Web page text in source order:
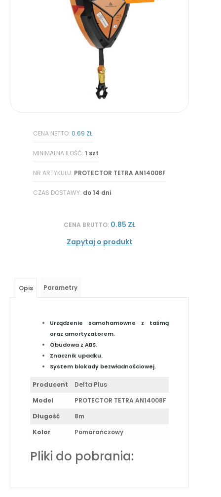
CENA NETTO: 0.69 ZŁ
MINIMALNA ILOŚĆ:1 szt
NR ARTYKUŁU: PROTECTOR TETRA AN14008F
CZAS DOSTAWY: do 14 dni
CENA BRUTTO: 0.85 ZŁ
Zapytaj o produkt
Opis Parametry
Urządzenie samohamowne z taśmą
oraz amortyzatorem.
Obudowa z ABS.
Znacznik upadku.
System blokady bezwładnościowej.
Producent
Delta Plus
Model
PROTECTOR TETRA AN14008F
Długość
8m
Kolor
Pomarańczowy
Pliki do pobrania: